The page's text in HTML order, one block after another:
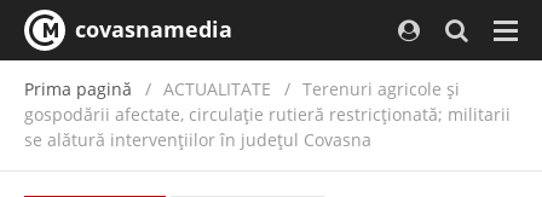
covasnamedia
Prima pagină ACTUALITATE / Terenuri agricole şi
gospodării afectate, circulaţie rutieră restricţionată; militarii
se alătură intervenţiilor în judeţul Covasna